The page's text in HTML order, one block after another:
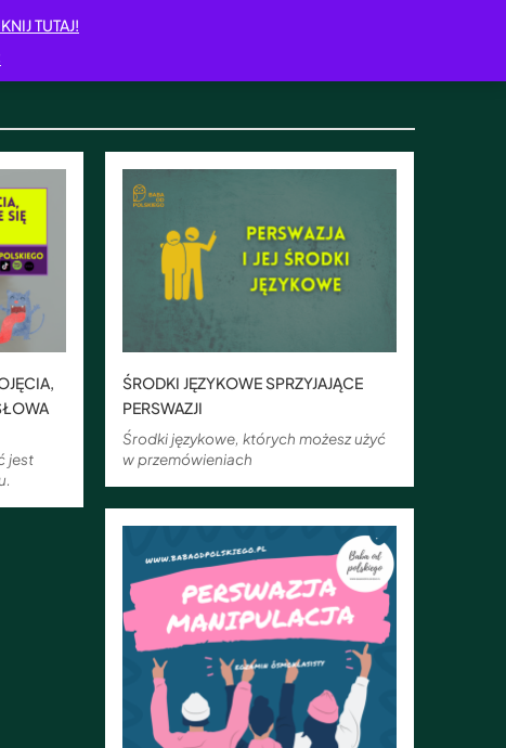
TUTAJ!
jest
ŚRODKI JĘZYKOWE SPRZYJAJĄCE
PERSWAZJI
Środki językowe, których możesz użyć
w przemówieniach